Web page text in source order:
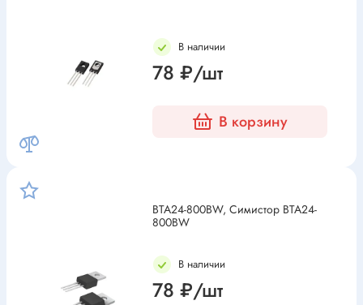
В наличии
78 ₽/шт
В корзину
BTA24-800BW, Симистор BTA24-
800BW
В наличии
78 ₽/шт